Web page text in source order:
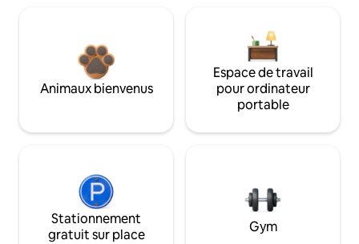
Animaux bienvenus
Espace de travail
pour ordinateur
portable
Stationnement
gratuit sur place
Gym